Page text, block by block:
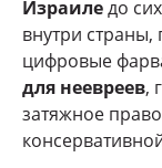
Израиледо
внутри
цифровые
для неевреев,
затяжное